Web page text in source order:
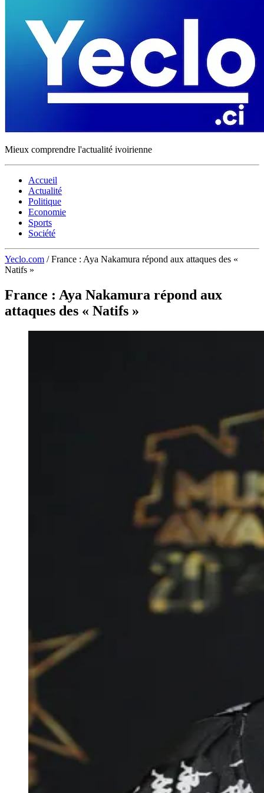
Mieux comprendre l'actualité ivoirienne
Accueil
Actualité
Politique
Economie
Sports
Société
Yeclo.com / France : Aya Nakamura répond aux attaques des «
Natifs »
France : Aya Nakamura répond aux
attaques des « Natifs »